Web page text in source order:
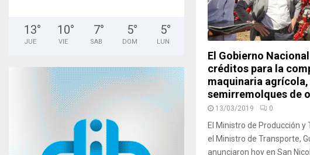
El Gobierno
créditos para la
maquinaria
semirremolques de
13/03/2019 0
El Ministro de Producción y
el Ministro de Transporte,
anunciaron hoy en San
13°
JUE
10°
VIE
7°
SAB
5°
DOM
5°
LUN